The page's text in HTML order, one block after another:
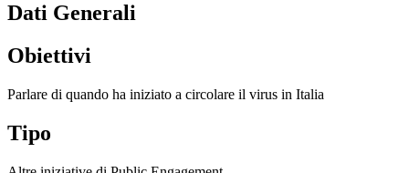
Dati Generali
Obiettivi
Parlare di quando ha iniziato a circolare il virus in Italia
Tipo